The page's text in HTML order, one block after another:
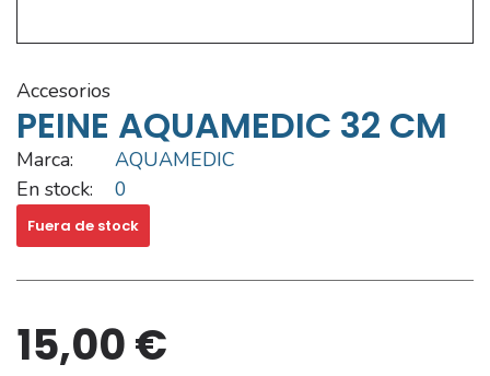
accesorios
PEINE AQUAMEDIC 32 CM
Marca:
AQUAMEDIC
En stock:
0
Fuera de stock
15,00 €